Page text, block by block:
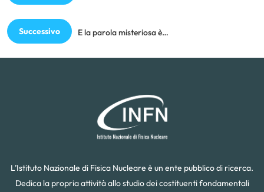
Successivo E la parola misteriosa è…
L’Istituto Nazionale di Fisica Nucleare è un ente pubblico di ricerca.
Dedica la propria attività allo studio dei costituenti fondamentali